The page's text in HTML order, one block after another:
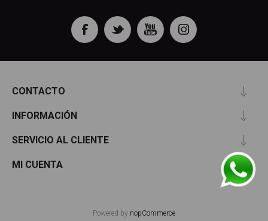
CONTACTO
INFORMACIÓN
SERVICIO AL CLIENTE
MI CUENTA
Powered by nopCommerce